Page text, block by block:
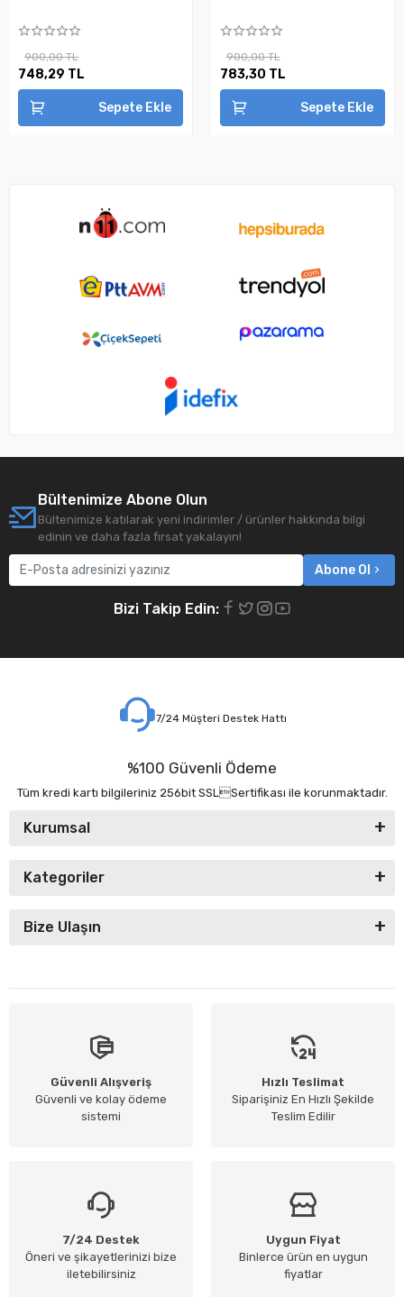
900,00 TL
748,29 TL
Sepete Ekle
900,00 TL
783,30 TL
Sepete Ekle
Bültenimize Abone Olun
Bültenimize katılarak yeni indirimler / ürünler hakkında bilgi
edinin ve daha fazla fırsat yakalayın!
Abone Ol
Bizi Takip Edin:
7/24 Müşteri Destek Hattı
%100 Güvenli Ödeme
Tüm kredi kartı bilgileriniz 256bit SSLSertifikası ile korunmaktadır.
Kurumsal
Kategoriler
Bize Ulaşın
Güvenli Alışveriş
Güvenli ve kolay ödeme
sistemi
Hızlı Teslimat
Siparişiniz En Hızlı Şekilde
Teslim Edilir
7/24 Destek
Öneri ve şikayetlerinizi bize
iletebilirsiniz
Uygun Fiyat
Binlerce ürün en uygun
fiyatlar